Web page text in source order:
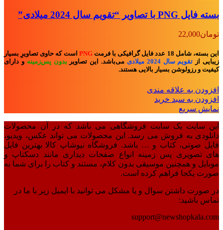
بسته فایل PNG با تصاویر “تقویم سال 2024 میلادی”
تومان22,000
این بسته، شامل 18 عدد فایل گرافیکی با فرمت PNG است که حاوی تصاویرِ بسیار
زیبایی از تقویم سال 2024 میلادی می‌باشد. این تصاویر بدون پس‌زمینه و دارای
کیفیت و رزولوشن بسیار بالایی هستند.
افزودن به علاقه مندی
افزودن به سبد خرید
نمایش سریع
این سایت یک سایت فروشگاهی می باشد که در آن محصولات
دانلودی به فروش می رسد. این محصولات می تواند عکس، ویدیو،
فایل صوتی، کتاب و … باشد. فروشگاه نیوشاپ کالا بهترین فایل
های تصویری پس زمینه انواع صفحات دیداری مانند دسکتاپ و
موبایل و همچنین موسیقی بدون کلام، مستند و کتاب را برای شما به
صورت یکجا فراهم کرده است.
در صورت داشتن سوال و یا مشکل می توانید با ایمیل زیر با ما در
تماس باشید:
support@newshopkala.com